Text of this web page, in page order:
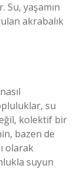
yaşamın
akrabalık
su
kolektif bir
bazen de
olarak
suyun